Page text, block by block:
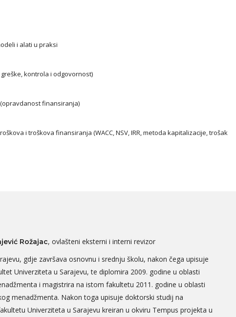
i alati u praksi
kontrola i odgovornost)
finansiranja)
i troškova finansiranja (WACC, NSV, IRR, metoda kapitalizacije, trošak
Rožajac, ovlašteni eksterni i interni revizor
gdje završava osnovnu i srednju školu, nakon čega upisuje
Univerziteta u Sarajevu, te diplomira 2009. godine u oblasti
i magistrira na istom fakultetu 2011. godine u oblasti
menadžmenta. Nakon toga upisuje doktorski studij na
Univerziteta u Sarajevu kreiran u okviru Tempus projekta u